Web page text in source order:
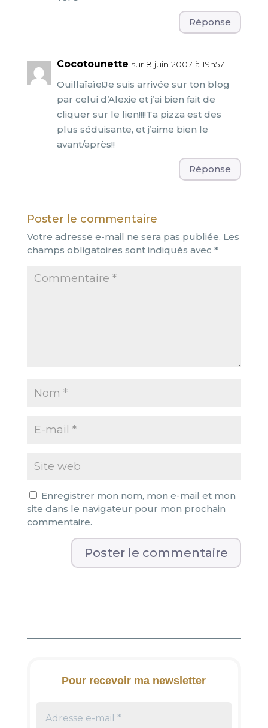
Réponse
Cocotounette sur 8 juin 2007 à 19h57
Ouillaïaïe!Je suis arrivée sur ton blog
par celui d’Alexie et j’ai bien fait de
cliquer sur le lien!!!!Ta pizza est des
plus séduisante, et j’aime bien le
avant/après!!
Réponse
Poster le commentaire
Votre adresse e-mail ne sera pas publiée. Les
champs obligatoires sont indiqués avec *
Enregistrer mon nom, mon e-mail et mon
site dans le navigateur pour mon prochain
commentaire.
n
Pour recevoir ma newsletter